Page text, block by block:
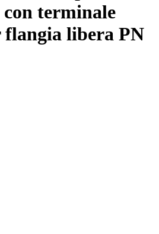
terminale
flangia libera PN